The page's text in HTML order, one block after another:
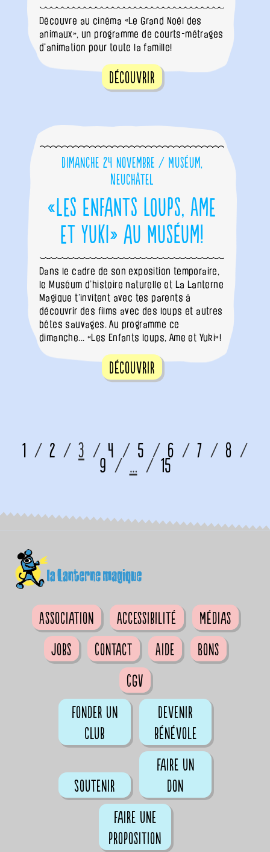
Découvre au cinéma «Le Grand Noël des
animaux», un programme de courts-métrages
d'animation pour toute la famille!
Découvrir
Dimanche 24 novembre / Muséum,
Neuchâtel
«Les Enfants loups, Ame
et Yuki» au Muséum!
Dans le cadre de son exposition temporaire,
le Muséum d’histoire naturelle et La Lanterne
Magique t’invitent avec tes parents à
découvrir des films avec des loups et autres
bêtes sauvages. Au programme ce
dimanche... «Les Enfants loups, Ame et Yuki»!
Découvrir
1 2 3 4 5 6 7 8
9 … 15
Association Accessibilité
Médias
Jobs
Contact Aide
Bons
CGV
Fonder un
club
Devenir
bénévole
Soutenir
Faire un
don
Faire une
proposition